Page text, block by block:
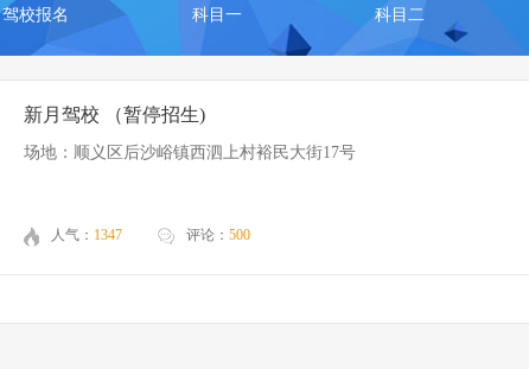
驾校报名 科目一 科目二
新月驾校 （暂停招生)
场地：顺义区后沙峪镇西泗上村裕民大街17号
人气： 1347 评论： 500